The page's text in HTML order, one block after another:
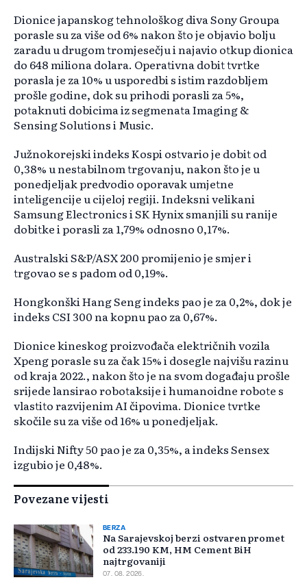
Dionice japanskog tehnološkog diva Sony Groupa
porasle su za više od 6% nakon što je objavio bolju
zaradu u drugom tromjesečju i najavio otkup dionica
do 648 miliona dolara. Operativna dobit tvrtke
porasla je za 10% u usporedbi s istim razdobljem
prošle godine, dok su prihodi porasli za 5%,
potaknuti dobicima iz segmenata Imaging &
Sensing Solutions i Music.
Južnokorejski indeks Kospi ostvario je dobit od
0,38% u nestabilnom trgovanju, nakon što je u
ponedjeljak predvodio oporavak umjetne
inteligencije u cijeloj regiji. Indeksni velikani
Samsung Electronics i SK Hynix smanjili su ranije
dobitke i porasli za 1,79% odnosno 0,17%.
Australski S&P/ASX 200 promijenio je smjer i
trgovao se s padom od 0,19%.
Hongkonški Hang Seng indeks pao je za 0,2%, dok je
indeks CSI 300 na kopnu pao za 0,67%.
Dionice kineskog proizvođača električnih vozila
Xpeng porasle su za čak 15% i dosegle najvišu razinu
od kraja 2022., nakon što je na svom događaju prošle
srijede lansirao robotaksije i humanoidne robote s
vlastito razvijenim AI čipovima. Dionice tvrtke
skočile su za više od 16% u ponedjeljak.
Indijski Nifty 50 pao je za 0,35%, a indeks Sensex
izgubio je 0,48%.
Povezane vijesti
BERZA
Na Sarajevskoj berzi ostvaren promet
od 233.190 KM, HM Cement BiH
najtrgovaniji
07. 08. 2026.